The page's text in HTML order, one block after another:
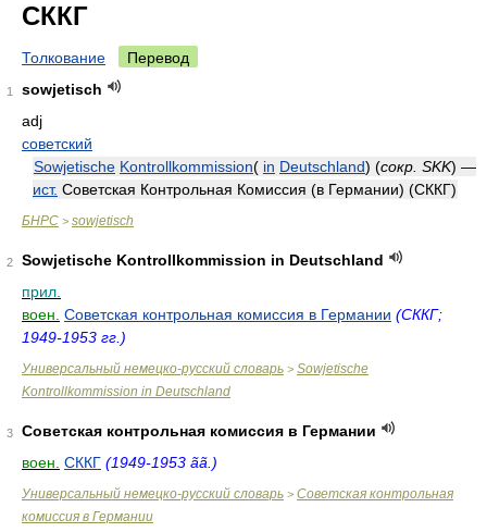
СККГ
Толкование Перевод
1
sowjetisch
adj
советский
Sowjetische Kontrollkommission( in Deutschland) (сокр. SKK) —
ист. Советская Контрольная Комиссия (в Германии) (СККГ)
БНРС > sowjetisch
2
Sowjetische Kontrollkommission in Deutschland
прил.
воен. Советская контрольная комиссия в Германии (СККГ;
1949-1953 гг.)
Универсальный немецко-русский словарь > Sowjetische
Kontrollkommission in Deutschland
3
Советская контрольная комиссия в Германии
воен. СККГ (1949-1953 ãã.)
Универсальный немецко-русский словарь > Советская контрольная
комиссия в Германии